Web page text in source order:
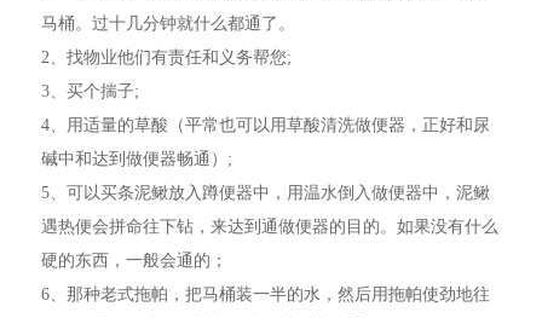
马桶。过十几分钟就什么都通了。
2、找物业他们有责任和义务帮您;
3、买个揣子;
4、用适量的草酸（平常也可以用草酸清洗做便器，正好和尿
碱中和达到做便器畅通）;
5、可以买条泥鳅放入蹲便器中，用温水倒入做便器中，泥鳅
遇热便会拼命往下钻，来达到通做便器的目的。如果没有什么
硬的东西，一般会通的；
6、那种老式拖帕，把马桶装一半的水，然后用拖帕使劲地往